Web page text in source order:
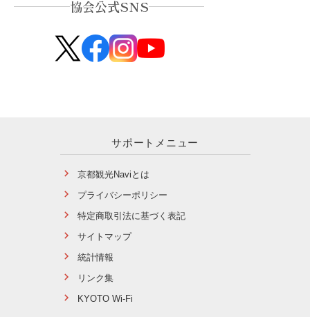
協会公式SNS
サポートメニュー
京都観光Naviとは
プライバシーポリシー
特定商取引法に基づく表記
サイトマップ
統計情報
リンク集
KYOTO Wi-Fi